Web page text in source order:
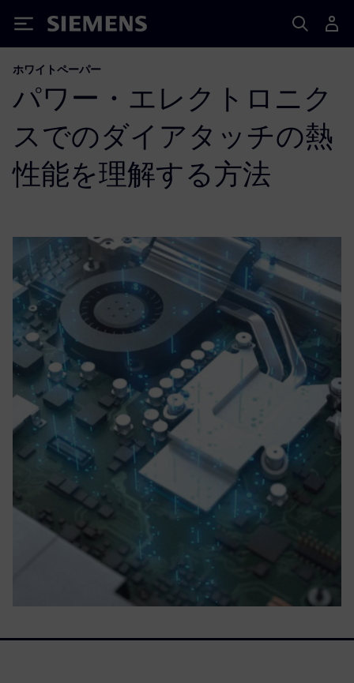
Siemens
ホワイトペーパー
パワー・エレクトロニク
スでのダイアタッチの熱
性能を理解する方法